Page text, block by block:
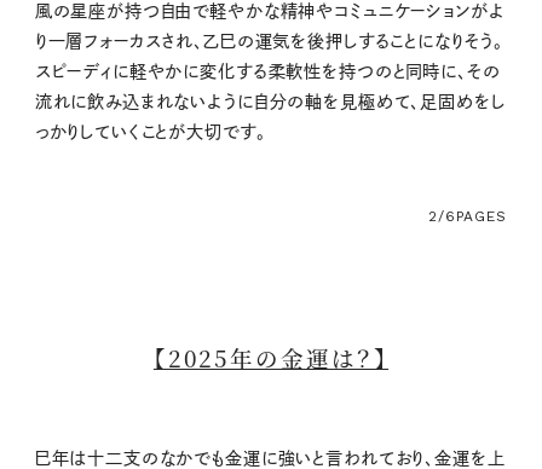
風の星座が持つ自由で軽やかな精神やコミュニケーションがよ
り一層フォーカスされ、乙巳の運気を後押しすることになりそう。
スピーディに軽やかに変化する柔軟性を持つのと同時に、その
流れに飲み込まれないように自分の軸を見極めて、足固めをし
っかりしていくことが大切です。
2/6 PAGES
【2025年の金運は？】
巳年は十二支のなかでも金運に強いと言われており、金運を上